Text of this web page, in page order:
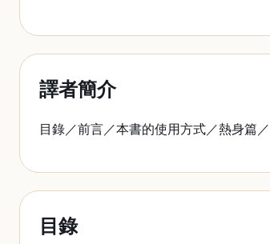
譯者簡介
目錄／前言／本書的使用方式／熱身篇
目錄